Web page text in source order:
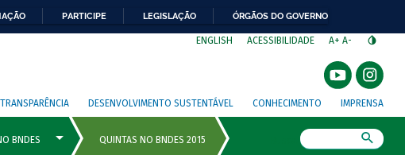
PARTICIPE LEGISLAÇÃO ÓRGÃOS DO GOVERNO
ENGLISH ACESSIBILIDADE A+ A-
TRANSPARÊNCIA DESENVOLVIMENTO SUSTENTÁVEL CONHECIMENTO IMPRENSA